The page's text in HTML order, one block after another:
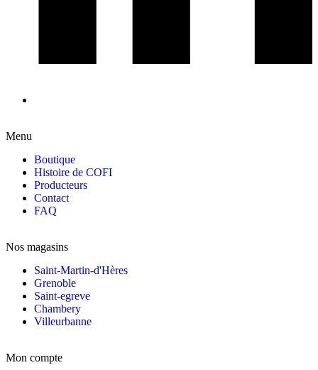
Menu
Boutique
Histoire de COFI
Producteurs
Contact
FAQ
Nos magasins
Saint-Martin-d'Hères
Grenoble
Saint-egreve
Chambery
Villeurbanne
Mon compte